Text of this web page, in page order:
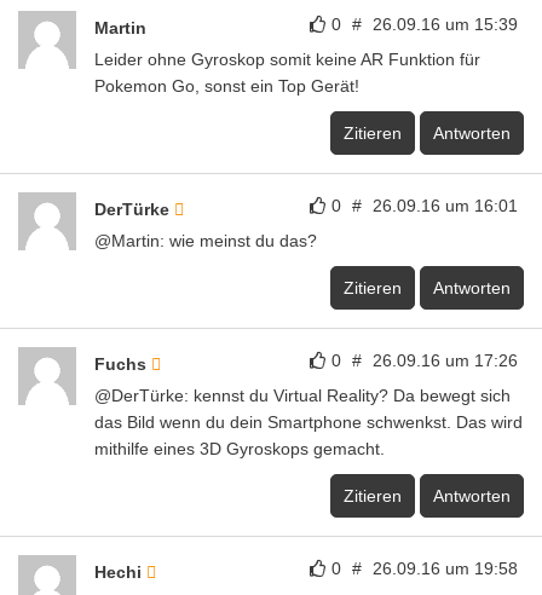
0 # 26.09.16 um 15:39
Martin
Leider ohne Gyroskop somit keine AR Funktion für
Pokemon Go, sonst ein Top Gerät!
Zitieren Antworten
0 # 26.09.16 um 16:01
DerTürke
@Martin: wie meinst du das?
Zitieren Antworten
0 # 26.09.16 um 17:26
Fuchs
@DerTürke: kennst du Virtual Reality? Da bewegt sich
das Bild wenn du dein Smartphone schwenkst. Das wird
mithilfe eines 3D Gyroskops gemacht.
Zitieren Antworten
0 # 26.09.16 um 19:58
Hechi